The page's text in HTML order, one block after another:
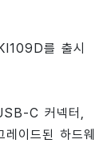
를 출시
C 커넥터,
이드된 하드웨